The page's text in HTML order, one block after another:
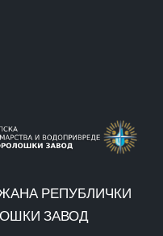
РЕПУБЛИЧКИ
ЗАВОД